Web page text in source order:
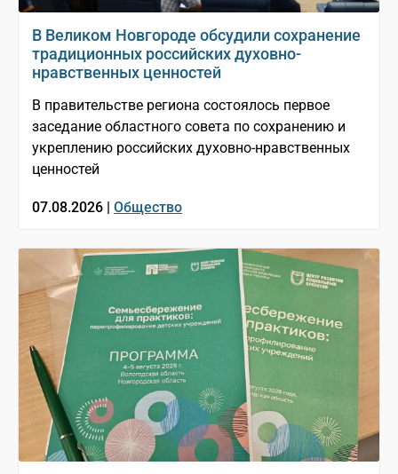
В Великом Новгороде обсудили сохранение
традиционных российских духовно-
нравственных ценностей
В правительстве региона состоялось первое
заседание областного совета по сохранению и
укреплению российских духовно-нравственных
ценностей
07.08.2026 | Общество